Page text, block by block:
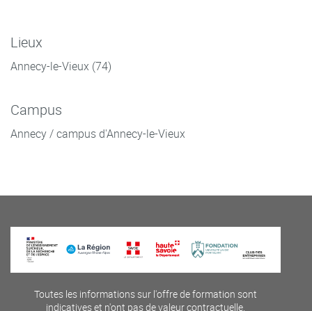
Lieux
Annecy-le-Vieux (74)
Campus
Annecy / campus d'Annecy-le-Vieux
Toutes les informations sur l'offre de formation sont
indicatives et n'ont pas de valeur contractuelle.